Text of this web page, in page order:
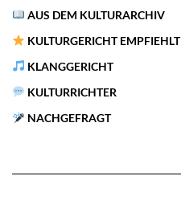
AUS DEM KULTURARCHIV
KULTURGERICHT EMPFIEHLT
KLANGGERICHT
KULTURRICHTER
NACHGEFRAGT